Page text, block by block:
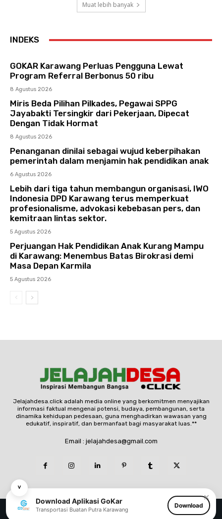
˅
✕
Download Aplikasi GoKar
Transportasi Buatan Putra Karawang
Download
Muat lebih banyak
INDEKS
GOKAR Karawang Perluas Pengguna Lewat
Program Referral Berbonus 50 ribu
8 Agustus 2026
Miris Beda Pilihan Pilkades, Pegawai SPPG
Jayabakti Tersingkir dari Pekerjaan, Dipecat
Dengan Tidak Hormat
8 Agustus 2026
Penanganan dinilai sebagai wujud keberpihakan
pemerintah dalam menjamin hak pendidikan anak
6 Agustus 2026
Lebih dari tiga tahun membangun organisasi, IWO
Indonesia DPD Karawang terus memperkuat
profesionalisme, advokasi kebebasan pers, dan
kemitraan lintas sektor.
5 Agustus 2026
Perjuangan Hak Pendidikan Anak Kurang Mampu
di Karawang: Menembus Batas Birokrasi demi
Masa Depan Karmila
5 Agustus 2026
Jelajahdesa.click adalah media online yang berkomitmen menyajikan
informasi faktual mengenai potensi, budaya, pembangunan, serta
dinamika kehidupan pedesaan, guna menghadirkan wawasan yang
edukatif, inspiratif, dan bermanfaat bagi masyarakat luas.**
Email : jelajahdesa@gmail.com
© Copyright - jelajahdesa.click